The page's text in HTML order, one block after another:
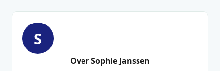
S
Over Sophie Janssen